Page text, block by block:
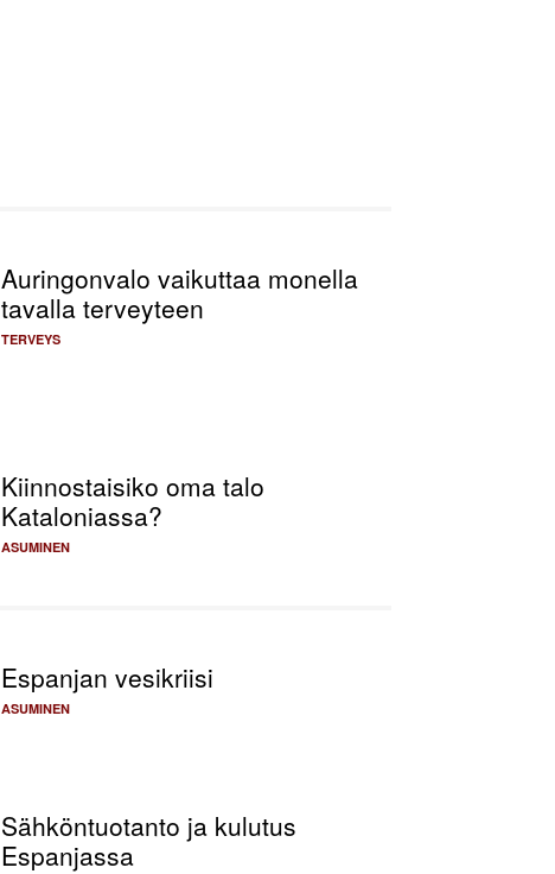
Auringonvalo vaikuttaa monella
tavalla terveyteen
TERVEYS
Kiinnostaisiko oma talo
Kataloniassa?
ASUMINEN
Espanjan vesikriisi
ASUMINEN
Sähköntuotanto ja kulutus
Espanjassa